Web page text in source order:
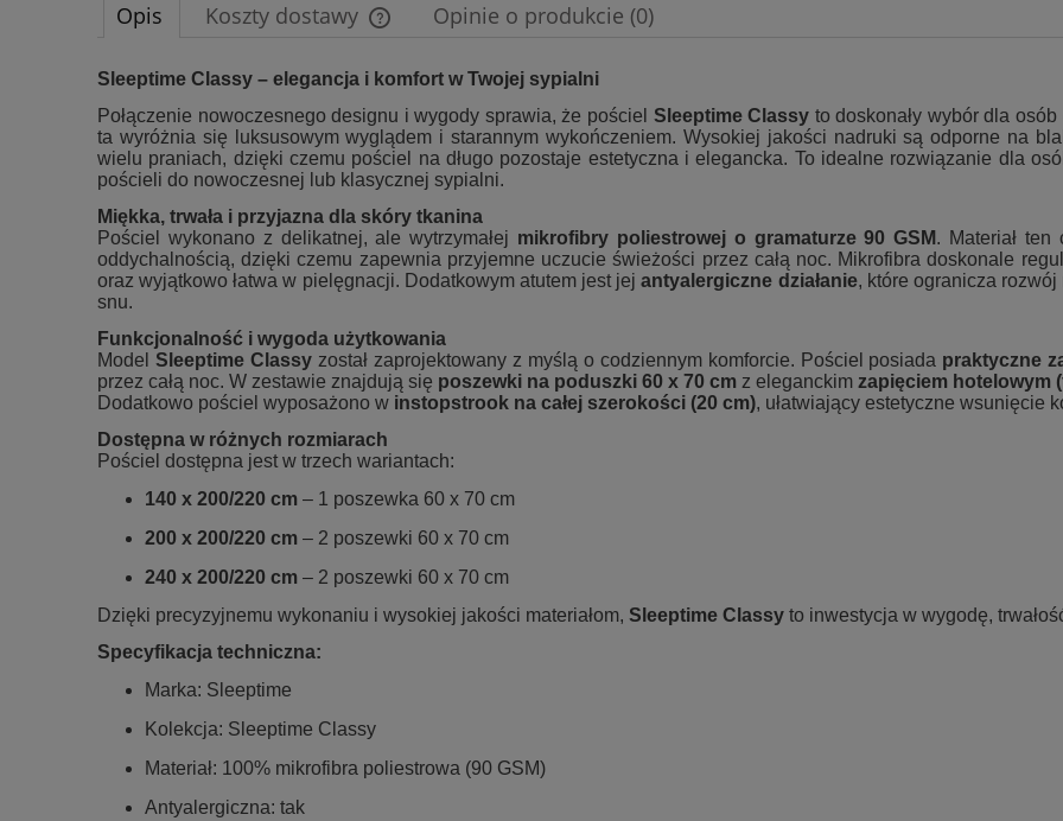
Opis Koszty dostawy
Cena nie zawiera ewentualnych kosztów
Opinie o produkcie (0)
Sleeptime Classy – elegancja i komfort w Twojej sypialni
Połączenie nowoczesnego designu i wygody sprawia, że pościel Sleeptime Classy to doskonały wybór dla
ta wyróżnia się luksusowym wyglądem i starannym wykończeniem. Wysokiej jakości nadruki są odporne na
wielu praniach, dzięki czemu pościel na długo pozostaje estetyczna i elegancka. To idealne rozwiązanie dla
pościeli do nowoczesnej lub klasycznej sypialni.
Miękka, trwała i przyjazna dla skóry tkanina
Pościel wykonano z delikatnej, ale wytrzymałej mikrofibry poliestrowej o gramaturze 90 GSM . Materiał ten
oddychalnością, dzięki czemu zapewnia przyjemne uczucie świeżości przez całą noc. Mikrofibra doskonale
oraz wyjątkowo łatwa w pielęgnacji. Dodatkowym atutem jest jejantyalergiczne działanie, które ogranicza
snu.
Funkcjonalność i wygoda użytkowania
Model Sleeptime Classyzostał zaprojektowany z myślą o codziennym komforcie. Pościel posiada praktyczne
przez całą noc. W zestawie znajdują się poszewki na poduszki 60 x 70 cm z eleganckim zapięciem hotelowym
Dodatkowo pościel wyposażono w instopstrook na całej szerokości (20 cm), ułatwiający estetyczne wsunięcie
Dostępna w różnych rozmiarach
Pościel dostępna jest w trzech wariantach:
140 x 200/220 cm – 1 poszewka 60 x 70 cm
200 x 200/220 cm – 2 poszewki 60 x 70 cm
240 x 200/220 cm – 2 poszewki 60 x 70 cm
Dzięki precyzyjnemu wykonaniu i wysokiej jakości materiałom, Sleeptime Classy to inwestycja w wygodę,
Specyfikacja techniczna:
Marka: Sleeptime
Kolekcja: Sleeptime Classy
Materiał: 100% mikrofibra poliestrowa (90 GSM)
Antyalergiczna: tak